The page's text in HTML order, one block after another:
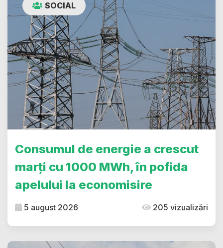
SOCIAL
Consumul de energie a crescut
marți cu 1000 MWh, în pofida
apelului la economisire
5 august 2026 205 vizualizări